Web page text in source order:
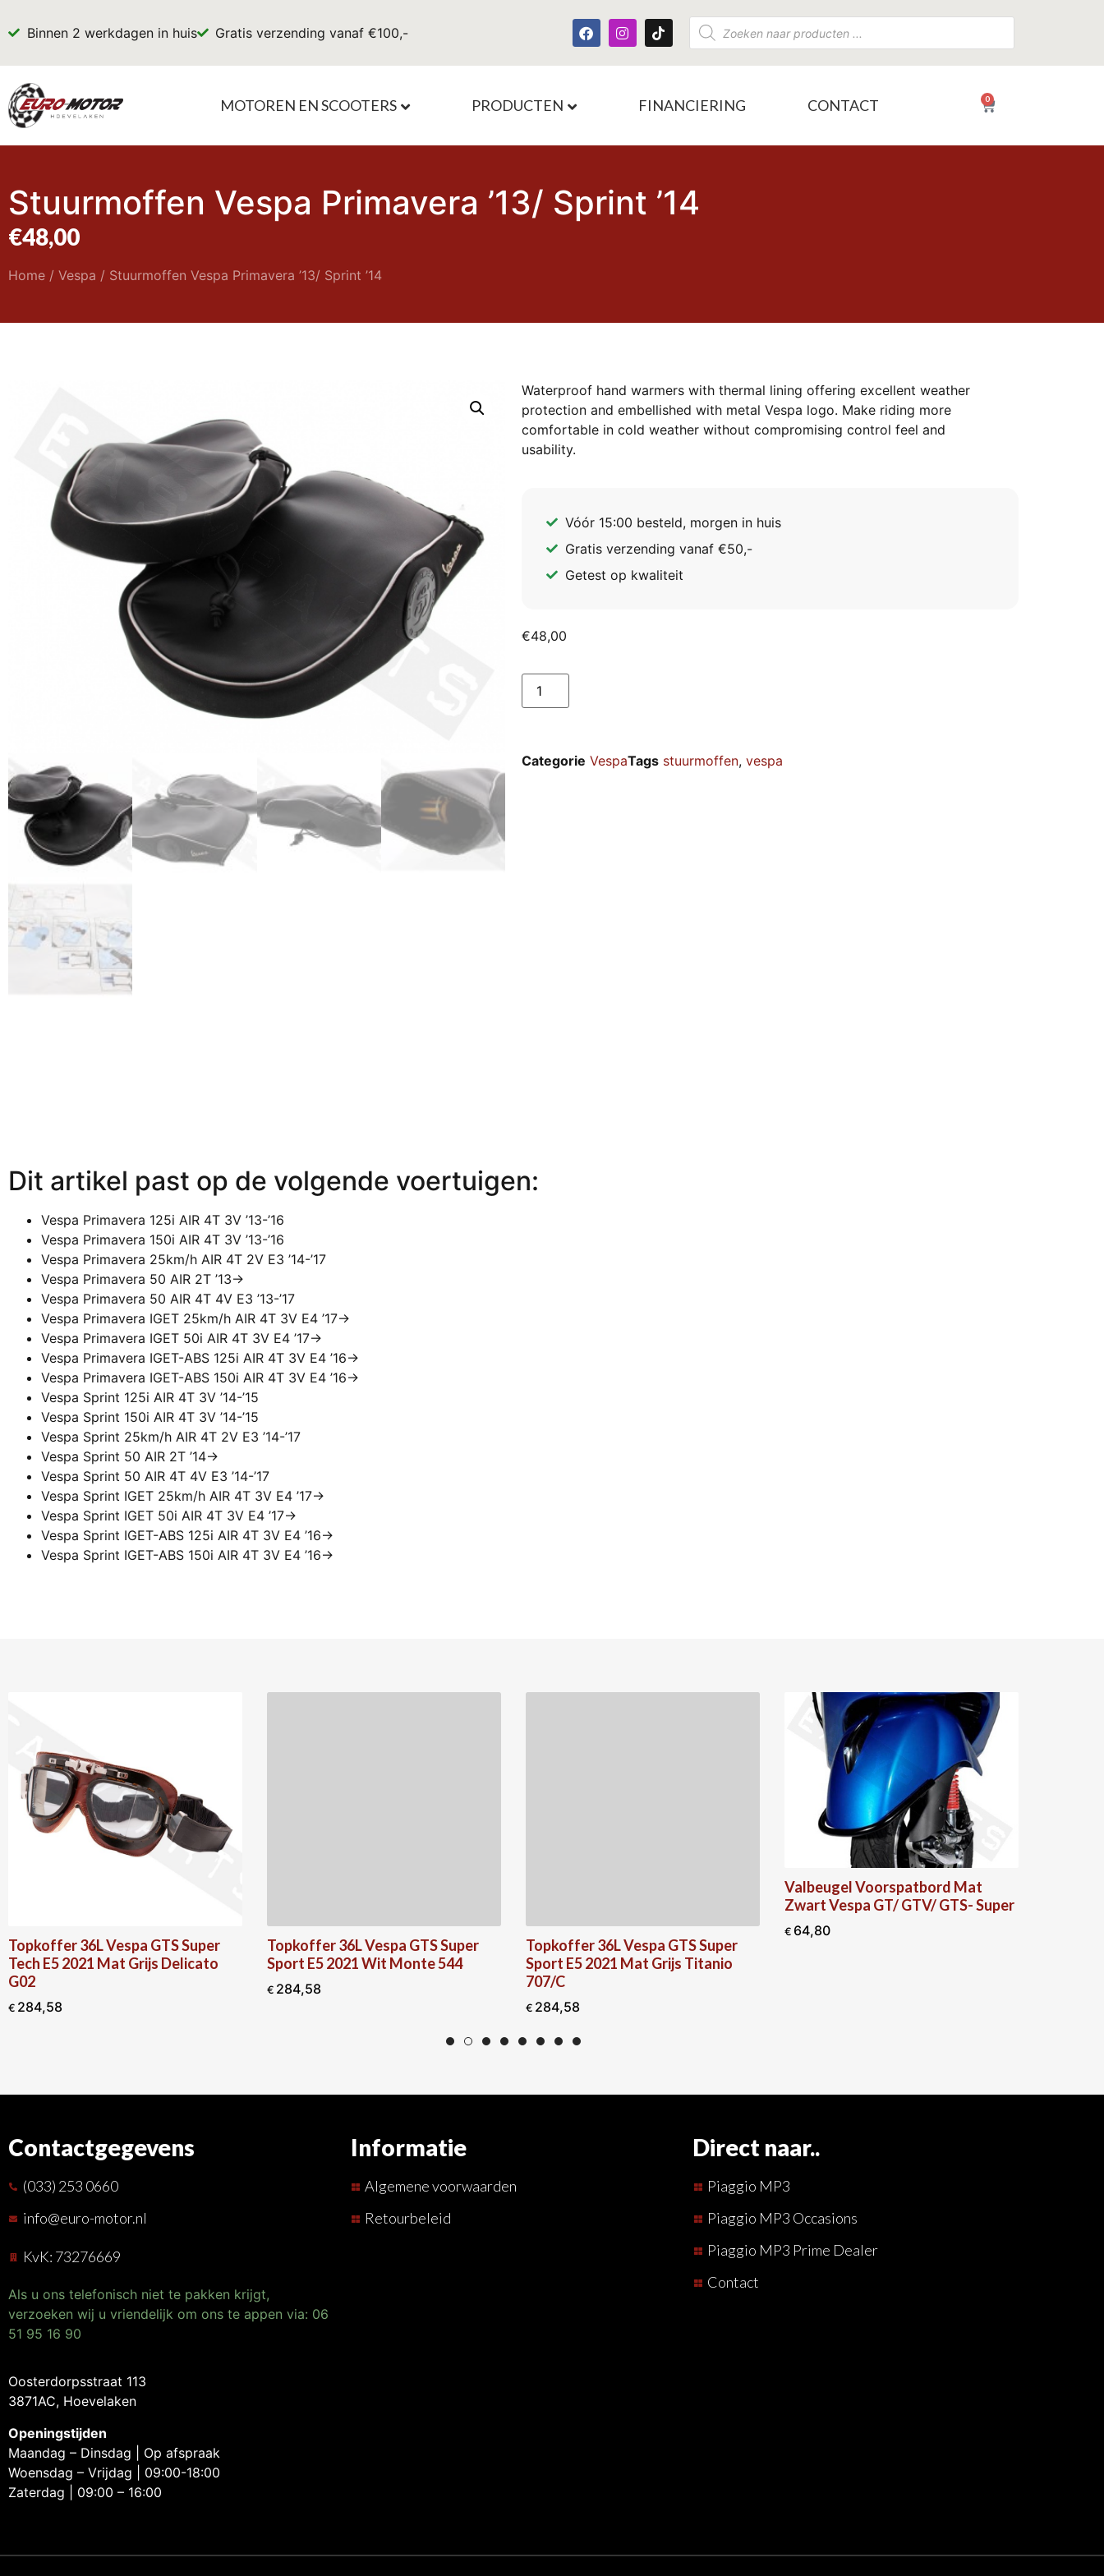
Binnen 2 werkdagen in huis Gratis verzending vanaf €100,-
MOTOREN EN SCOOTERS PRODUCTEN FINANCIERING CONTACT 0,00 0
Stuurmoffen Vespa Primavera ’13/ Sprint ’14
€48,00
Home / Vespa / Stuurmoffen Vespa Primavera ’13/ Sprint ’14
Waterproof hand warmers with thermal lining offering excellent weather
protection and embellished with metal Vespa logo. Make riding more
comfortable in cold weather without compromising control feel and
usability.
Vóór 15:00 besteld, morgen in huis
Gratis verzending vanaf €50,-
Getest op kwaliteit
€48,00
Categorie VespaTags stuurmoffen, vespa
Dit artikel past op de volgende voertuigen:
Vespa Primavera 125i AIR 4T 3V ’13-’16
Vespa Primavera 150i AIR 4T 3V ’13-’16
Vespa Primavera 25km/h AIR 4T 2V E3 ’14-’17
Vespa Primavera 50 AIR 2T ’13->
Vespa Primavera 50 AIR 4T 4V E3 ’13-’17
Vespa Primavera IGET 25km/h AIR 4T 3V E4 ’17->
Vespa Primavera IGET 50i AIR 4T 3V E4 ’17->
Vespa Primavera IGET-ABS 125i AIR 4T 3V E4 ’16->
Vespa Primavera IGET-ABS 150i AIR 4T 3V E4 ’16->
Vespa Sprint 125i AIR 4T 3V ’14-’15
Vespa Sprint 150i AIR 4T 3V ’14-’15
Vespa Sprint 25km/h AIR 4T 2V E3 ’14-’17
Vespa Sprint 50 AIR 2T ’14->
Vespa Sprint 50 AIR 4T 4V E3 ’14-’17
Vespa Sprint IGET 25km/h AIR 4T 3V E4 ’17->
Vespa Sprint IGET 50i AIR 4T 3V E4 ’17->
Vespa Sprint IGET-ABS 125i AIR 4T 3V E4 ’16->
Vespa Sprint IGET-ABS 150i AIR 4T 3V E4 ’16->
Topkoffer 36L Vespa GTS Super
Sport E5 2021 Wit Monte 544
Topkoffer 36L Vespa GTS Super
Sport E5 2021 Mat Grijs Titanio
Zwart Vespa GT/ GTV/ GTS- Super
64,80
Contactgegevens
(033) 253 0660
info@euro-motor.nl
KvK: 73276669
Als u ons telefonisch niet te pakken krijgt,
verzoeken wij u vriendelijk om ons te appen via: 06
51 95 16 90
Oosterdorpsstraat 113
3871AC, Hoevelaken
Openingstijden
Maandag – Dinsdag | Op afspraak
Woensdag – Vrijdag | 09:00-18:00
Zaterdag | 09:00 – 16:00
Informatie
Algemene voorwaarden
Retourbeleid
Direct naar..
Piaggio MP3
Piaggio MP3 Occasions
Piaggio MP3 Prime Dealer
Contact